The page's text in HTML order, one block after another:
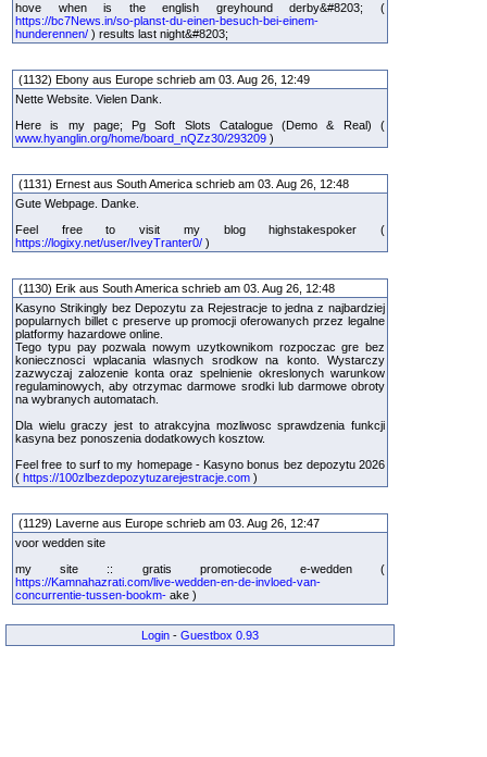
hove when is the english greyhound derby&#8203; (
https://bc7News.in/so-planst-du-einen-besuch-bei-einem-
hunderennen/ ) results last night&#8203;
(1132) Ebony aus Europe schrieb am 03. Aug 26, 12:49
Nette Website. Vielen Dank.
Here is my page; Pg Soft Slots Catalogue (Demo & Real) (
www.hyanglin.org/home/board_nQZz30/293209 )
(1131) Ernest aus South America schrieb am 03. Aug 26, 12:48
Gute Webpage. Danke.
Feel free to visit my blog highstakespoker (
https://logixy.net/user/IveyTranter0/ )
(1130) Erik aus South America schrieb am 03. Aug 26, 12:48
Kasyno Strikingly bez Depozytu za Rejestracje to jedna z najbardziej
popularnych billet c preserve up promocji oferowanych przez legalne
platformy hazardowe online.
Tego typu pay pozwala nowym uzytkownikom rozpoczac gre bez
koniecznosci wplacania wlasnych srodkow na konto. Wystarczy
zazwyczaj zalozenie konta oraz spelnienie okreslonych warunkow
regulaminowych, aby otrzymac darmowe srodki lub darmowe obroty
na wybranych automatach.
Dla wielu graczy jest to atrakcyjna mozliwosc sprawdzenia funkcji
kasyna bez ponoszenia dodatkowych kosztow.
Feel free to surf to my homepage - Kasyno bonus bez depozytu 2026
( https://100zlbezdepozytuzarejestracje.com )
(1129) Laverne aus Europe schrieb am 03. Aug 26, 12:47
voor wedden site
my site :: gratis promotiecode e-wedden (
https://Kamnahazrati.com/live-wedden-en-de-invloed-van-
concurrentie-tussen-bookm- ake )
Login - Guestbox 0.93